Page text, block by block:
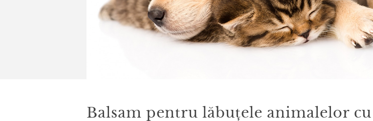
Balsam pentru lăbuțele animalelor cu